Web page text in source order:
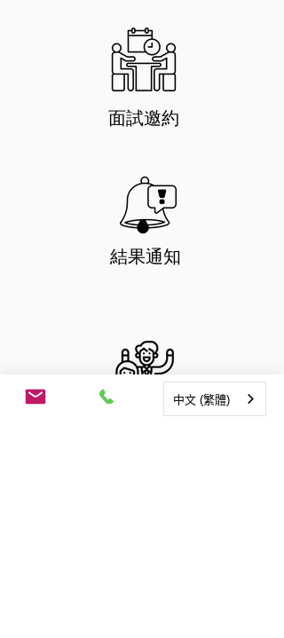
​面試邀約
​結果通知
​新人報到
中文 (繁體)